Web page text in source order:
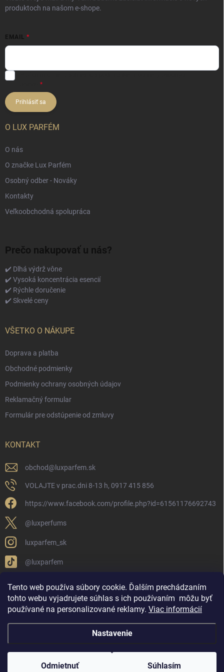
Tento web používa súbory cookie. Ďalším prechádzaním
tohto webu vyjadrujete súhlas s ich používaním môžu byť
používané na personalizované reklamy. Viac informácií
Nastavenie
Odmietnuť Súhlasím
produktoch na našom e-shope.
EMAIL
Prihlásiť sa
O LUX PARFÉM
O nás
O značke Lux Parfém
Osobný odber - Nováky
Kontakty
Veľkoobchodná spolupráca
Prečo nakupovať u nás?
✔️ Dlhá výdrž vône
✔️ Vysoká koncentrácia esencií
✔️ Rýchle doručenie
✔️ Skvelé ceny
VŠETKO O NÁKUPE
Doprava a platba
Obchodné podmienky
Podmienky ochrany osobných údajov
Reklamačný formular
Formulár pre odstúpenie od zmluvy
KONTAKT
obchod@ luxparfem.sk
VOLAJTE v prac.dni 8-13 h, 0917 415 856
https://www.facebook.com/profile.php?id=61561176692743
@luxperfums
luxparfem_sk
@luxparfem
LUX PARFÉM NOVÁKY
Lux Parfém Skupina na FB
Lux Parfum - Česká Republika
Lux Parfumok - Hungary
Copyright 2026LUX PARFÉM. Všetky práva vyhradené.Upraviť nastavenie